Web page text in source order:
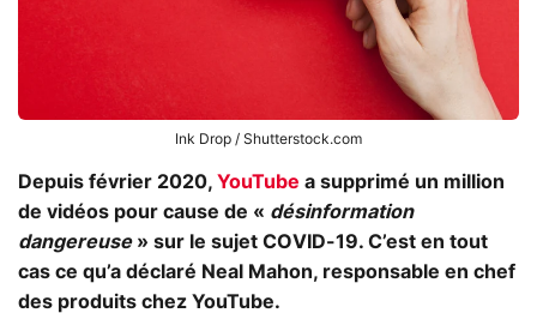
Ink Drop / Shutterstock.com
Depuis février 2020, YouTube a supprimé un million
de vidéos pour cause de « désinformation
dangereuse» sur le sujet COVID-19. C’est en tout
cas ce qu’a déclaré Neal Mahon, responsable en chef
des produits chez YouTube.